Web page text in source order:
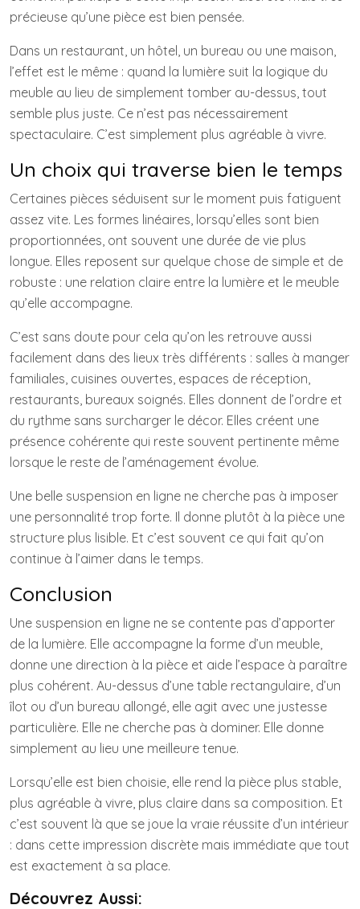
précieuse qu’une pièce est bien pensée.
Dans un restaurant, un hôtel, un bureau ou une maison,
l’effet est le même : quand la lumière suit la logique du
meuble au lieu de simplement tomber au-dessus, tout
semble plus juste. Ce n’est pas nécessairement
spectaculaire. C’est simplement plus agréable à vivre.
Un choix qui traverse bien le temps
Certaines pièces séduisent sur le moment puis fatiguent
assez vite. Les formes linéaires, lorsqu’elles sont bien
proportionnées, ont souvent une durée de vie plus
longue. Elles reposent sur quelque chose de simple et de
robuste : une relation claire entre la lumière et le meuble
qu’elle accompagne.
C’est sans doute pour cela qu’on les retrouve aussi
facilement dans des lieux très différents : salles à manger
familiales, cuisines ouvertes, espaces de réception,
restaurants, bureaux soignés. Elles donnent de l’ordre et
du rythme sans surcharger le décor. Elles créent une
présence cohérente qui reste souvent pertinente même
lorsque le reste de l’aménagement évolue.
Une belle suspension en ligne ne cherche pas à imposer
une personnalité trop forte. Il donne plutôt à la pièce une
structure plus lisible. Et c’est souvent ce qui fait qu’on
continue à l’aimer dans le temps.
Conclusion
Une suspension en ligne ne se contente pas d’apporter
de la lumière. Elle accompagne la forme d’un meuble,
donne une direction à la pièce et aide l’espace à paraître
plus cohérent. Au-dessus d’une table rectangulaire, d’un
îlot ou d’un bureau allongé, elle agit avec une justesse
particulière. Elle ne cherche pas à dominer. Elle donne
simplement au lieu une meilleure tenue.
Lorsqu’elle est bien choisie, elle rend la pièce plus stable,
plus agréable à vivre, plus claire dans sa composition. Et
c’est souvent là que se joue la vraie réussite d’un intérieur
: dans cette impression discrète mais immédiate que tout
est exactement à sa place.
Découvrez Aussi: